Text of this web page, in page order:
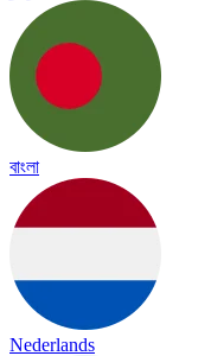
বাংলা
Nederlands